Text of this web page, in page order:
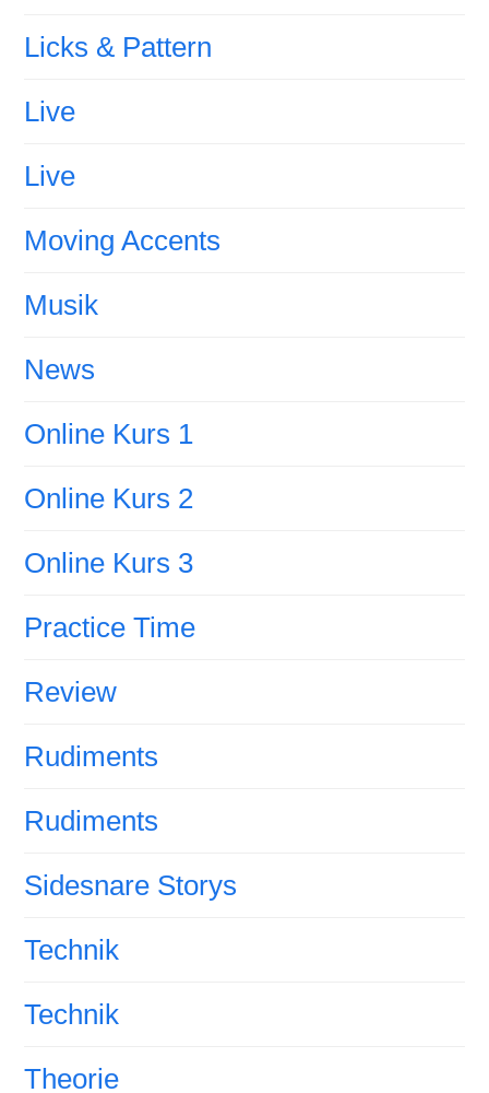
Licks & Pattern
Live
Live
Moving Accents
Musik
News
Online Kurs 1
Online Kurs 2
Online Kurs 3
Practice Time
Review
Rudiments
Rudiments
Sidesnare Storys
Technik
Technik
Theorie